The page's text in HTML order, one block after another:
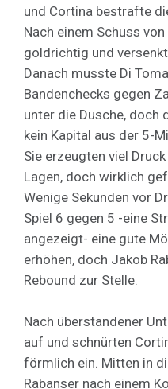
und Cortina bestrafte
Nach einem Schuss
goldrichtig und
Danach musste Di
Bandenchecks gegen
unter die Dusche, doch
kein Kapital aus der 5-
Sie erzeugten viel
Lagen, doch wirklich
Wenige Sekunden vor
Spiel 6 gegen 5 -eine
angezeigt- eine gute
erhöhen, doch Jakob
Rebound zur Stelle.
Nach überstandener
auf und schnürten
förmlich ein. Mitten in
Rabanser nach einem